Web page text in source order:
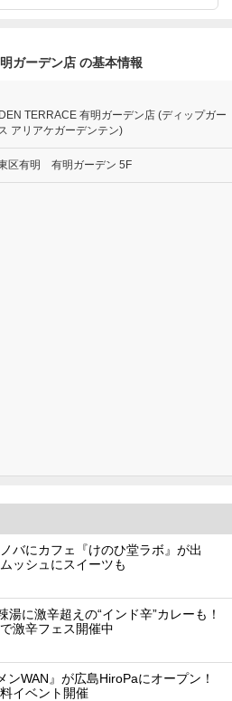
ガーデン店 の基本情報
TERRACE 有明ガーデン店 (ディップガー
アリアケガーデンテン)
区有明 有明ガーデン 5F
バにカフェ『けのひ堂ラボ』が出
ッシュにスイーツも
湯に激辛超えの“インド辛”カレーも！
激辛フェス開催中
ンWAN』が広島HiroPaにオープン！
イベント開催